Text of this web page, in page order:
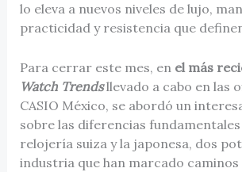
lo eleva a nuevos niveles de lujo,
practicidad y resistencia que
Para cerrar este mes, en el más
Watch Trendsllevado a cabo en las
CASIO México, se abordó un
sobre las diferencias
relojería suiza y la japonesa, dos
industria que han marcado